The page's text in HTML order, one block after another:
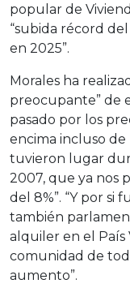
popular de
“subida récord
en 2025”.
Morales ha
preocupante” de
pasado por los
encima incluso
tuvieron lugar
2007, que ya nos
del 8%”. “Y por si
también
alquiler en el País
comunidad de
aumento”.